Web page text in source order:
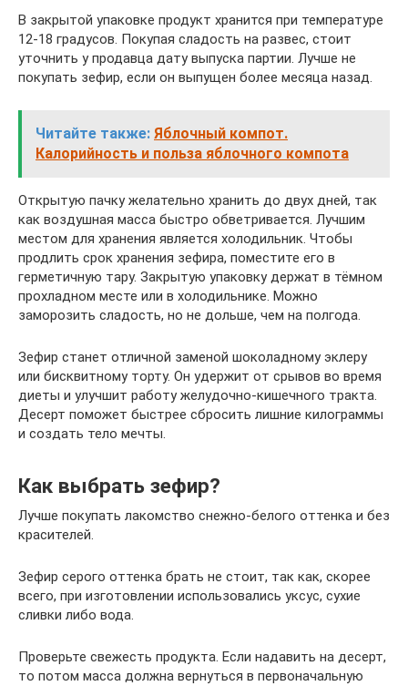
В закрытой упаковке продукт хранится при температуре
12-18 градусов. Покупая сладость на развес, стоит
уточнить у продавца дату выпуска партии. Лучше не
покупать зефир, если он выпущен более месяца назад.
Читайте также: Яблочный компот.
Калорийность и польза яблочного компота
Открытую пачку желательно хранить до двух дней, так
как воздушная масса быстро обветривается. Лучшим
местом для хранения является холодильник. Чтобы
продлить срок хранения зефира, поместите его в
герметичную тару. Закрытую упаковку держат в тёмном
прохладном месте или в холодильнике. Можно
заморозить сладость, но не дольше, чем на полгода.
Зефир станет отличной заменой шоколадному эклеру
или бисквитному торту. Он удержит от срывов во время
диеты и улучшит работу желудочно-кишечного тракта.
Десерт поможет быстрее сбросить лишние килограммы
и создать тело мечты.
Как выбрать зефир?
Лучше покупать лакомство снежно-белого оттенка и без
красителей.
Зефир серого оттенка брать не стоит, так как, скорее
всего, при изготовлении использовались уксус, сухие
сливки либо вода.
Проверьте свежесть продукта. Если надавить на десерт,
то потом масса должна вернуться в первоначальную